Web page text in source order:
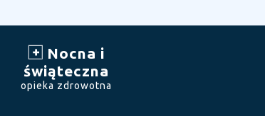
Nocna i
świąteczna
opieka zdrowotna